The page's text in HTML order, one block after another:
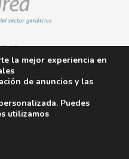
la mejor experiencia en
de anuncios y las
Puedes
utilizamos